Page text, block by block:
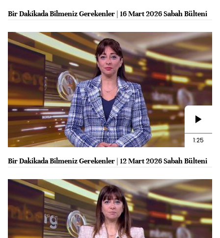
Bir Dakikada Bilmeniz Gerekenler | 16 Mart 2026 Sabah Bülteni
1:25
Bir Dakikada Bilmeniz Gerekenler | 12 Mart 2026 Sabah Bülteni